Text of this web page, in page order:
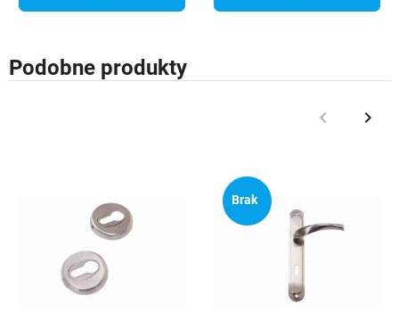
Podobne produkty
Poprzedni
keyboard_arrow_left keyboard_arrow_right
Brak